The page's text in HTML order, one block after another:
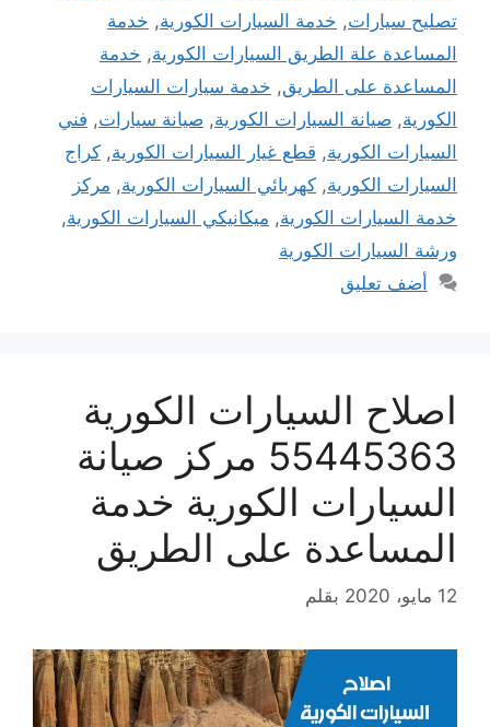
تصليح سيارات, خدمة السيارات الكورية, خدمة
المساعدة علة الطريق السيارات الكورية, خدمة
المساعدة على الطريق, خدمة سيارات السيارات
الكورية, صيانة السيارات الكورية, صيانة سيارات, فني
السيارات الكورية, قطع غيار السيارات الكورية, كراج
السيارات الكورية, كهربائي السيارات الكورية, مركز
خدمة السيارات الكورية, ميكانيكي السيارات الكورية,
ورشة السيارات الكورية
أضف تعليق
اصلاح السيارات الكورية
55445363 مركز صيانة
السيارات الكورية خدمة
المساعدة على الطريق
12 مايو، 2020 بقلم